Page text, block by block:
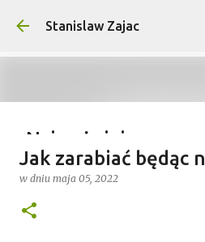
Przejdź do głównej
Stanislaw Zajac
Najważniejsze
wyprawy
wiedzieć?
w dniu
Jak zarabiać będąc
w dniu maja 05, 2022